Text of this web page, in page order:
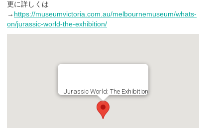
更に詳しくは
→ https://museumvictoria.com.au/melbournemuseum/whats-
on/jurassic-world-the-exhibition/
Jurassic World: The Exhibition